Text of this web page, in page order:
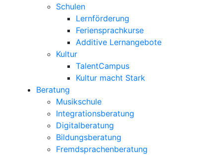
Schulen
Lernförderung
Feriensprachkurse
Additive Lernangebote
Kultur
TalentCampus
Kultur macht Stark
Beratung
Musikschule
Integrationsberatung
Digitalberatung
Bildungsberatung
Fremdsprachenberatung